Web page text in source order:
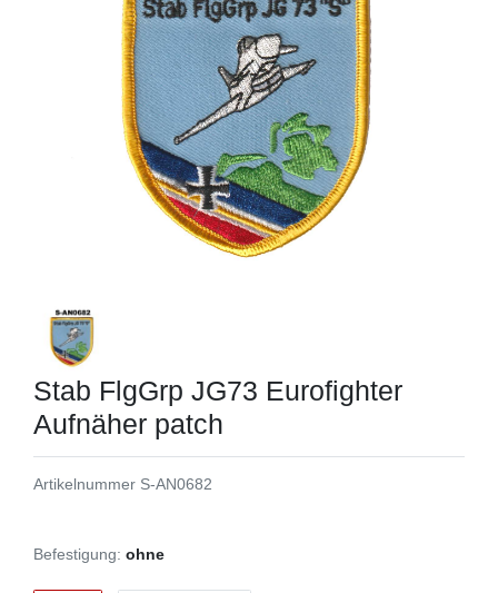
Stab FlgGrp JG73 Eurofighter
Aufnäher patch
Artikelnummer S-AN0682
Befestigung: ohne